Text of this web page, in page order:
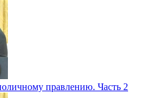
правлению. Часть 2